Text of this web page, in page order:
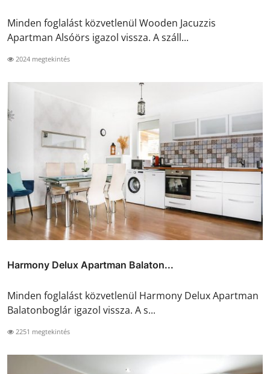
Minden foglalást közvetlenül Wooden Jacuzzis
Apartman Alsóörs igazol vissza. A száll...
2024 megtekintés
Harmony Delux Apartman Balaton...
Minden foglalást közvetlenül Harmony Delux Apartman
Balatonboglár igazol vissza. A s...
2251 megtekintés